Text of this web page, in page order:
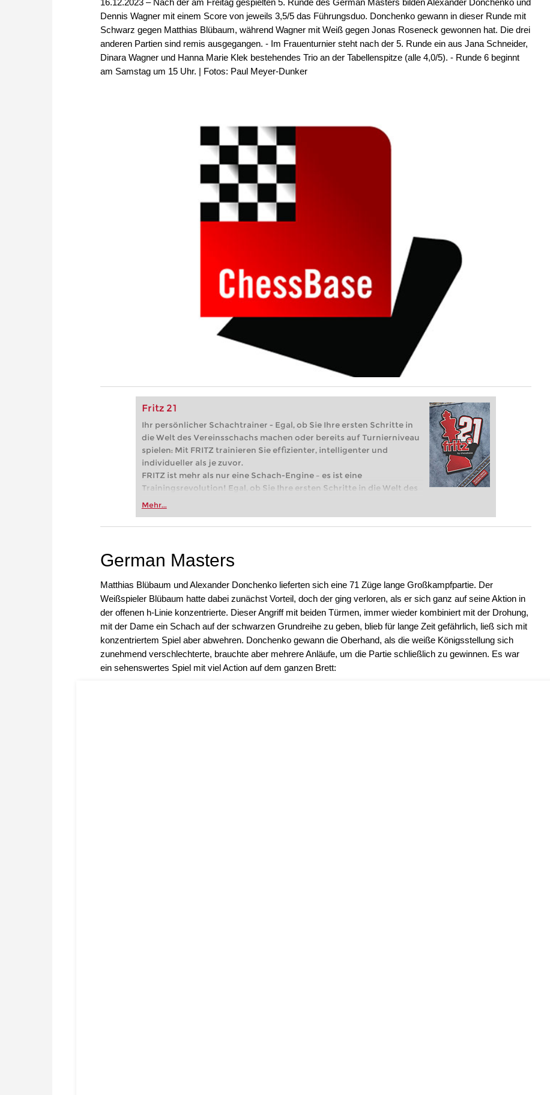
Dennis Wagner mit einem Score von jeweils 3,5/5 das Führungsduo. Donchenko gewann in dieser Runde mit
Schwarz gegen Matthias Blübaum, während Wagner mit Weiß gegen Jonas Roseneck gewonnen hat. Die drei
anderen Partien sind remis ausgegangen. - Im Frauenturnier steht nach der 5. Runde ein aus Jana Schneider,
Dinara Wagner und Hanna Marie Klek bestehendes Trio an der Tabellenspitze (alle 4,0/5). - Runde 6 beginnt
am Samstag um 15 Uhr. | Fotos: Paul Meyer-Dunker
Fritz 21
Ihr persönlicher Schachtrainer - Egal, ob Sie Ihre ersten Schritte in
die Welt des Vereinsschachs machen oder bereits auf Turnierniveau
spielen: Mit FRITZ trainieren Sie effizienter, intelligenter und
individueller als je zuvor.
FRITZ ist mehr als nur eine Schach-Engine – es ist eine
Trainingsrevolution! Egal, ob Sie Ihre ersten Schritte in die Welt des
Vereinsschachs machen oder bereits auf Turnierniveau spielen: Mit
zuvor.
Mehr...
German Masters
Matthias Blübaum und Alexander Donchenko lieferten sich eine 71 Züge lange Großkampfpartie. Der
Weißspieler Blübaum hatte dabei zunächst Vorteil, doch der ging verloren, als er sich ganz auf seine Aktion in
der offenen h-Linie konzentrierte. Dieser Angriff mit beiden Türmen, immer wieder kombiniert mit der Drohung,
mit der Dame ein Schach auf der schwarzen Grundreihe zu geben, blieb für lange Zeit gefährlich, ließ sich mit
konzentriertem Spiel aber abwehren. Donchenko gewann die Oberhand, als die weiße Königsstellung sich
zunehmend verschlechterte, brauchte aber mehrere Anläufe, um die Partie schließlich zu gewinnen. Es war
ein sehenswertes Spiel mit viel Action auf dem ganzen Brett: